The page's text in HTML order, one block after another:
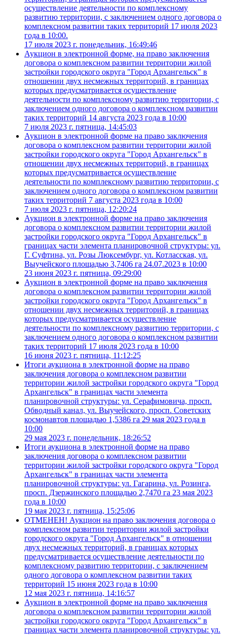
осуществление деятельности по комплексному
развитию территории, с заключением одного договора о
комплексном развитии таких территорий 17 июля 2023
года в 10:00.
17 июля 2023 г. понедельник, 16:49:46
Аукцион в электронной форме, на право заключения
договора о комплексном развитии территории жилой
застройки городского округа "Город Архангельск" в
отношении двух несмежных территорий, в границах
которых предусматривается осуществление
деятельности по комплексному развитию территории, с
заключением одного договора о комплексном развитии
таких территорий 14 августа 2023 года в 10:00
7 июля 2023 г. пятница, 14:45:03
Аукцион в электронной форме на право заключения
договора о комплексном развитии территории жилой
застройки городского округа "Город Архангельск" в
отношении двух несмежных территорий, в границах
которых предусматривается осуществление
деятельности по комплексному развитию территории, с
заключением одного договора о комплексном развитии
таких территорий 7 августа 2023 года в 10:00
7 июля 2023 г. пятница, 12:20:24
Аукцион в электронной форме на право заключения
договора о комплексном развитии территории жилой
застройки городского округа "Город Архангельск" в
границах части элемента планировочной структуры: ул.
Г. Суфтина, ул. Розы Люксембург, ул. Котласская, ул.
Выучейского площадью 3,7406 га 24.07.2023 в 10:00
23 июня 2023 г. пятница, 09:29:00
Аукцион в электронной форме на право заключения
договора о комплексном развитии территории жилой
застройки городского округа "Город Архангельск" в
отношении двух несмежных территорий, в границах
которых предусматривается осуществление
деятельности по комплексному развитию территории, с
заключением одного договора о комплексном развитии
таких территорий 17 июля 2023 года в 10:00
16 июня 2023 г. пятница, 11:12:25
Итоги аукциона в электронной форме на право
заключения договора о комплексном развитии
территории жилой застройки городского округа "Город
Архангельск" в границах части элемента
планировочной структуры: ул. Серафимовича, просп.
Обводный канал, ул. Выучейского, просп. Советских
космонавтов площадью 1,5386 га 29 мая 2023 года в
10:00
29 мая 2023 г. понедельник, 18:26:52
Итоги аукциона в электронной форме на право
заключения договора о комплексном развитии
территории жилой застройки городского округа "Город
Архангельск" в границах части элемента
планировочной структуры: ул. Гагарина, ул. Розинга,
просп. Дзержинского площадью 2,7470 га 23 мая 2023
года в 10:00
19 мая 2023 г. пятница, 15:25:06
ОТМЕНЕН! Аукцион на право заключения договора о
комплексном развитии территории жилой застройки
городского округа "Город Архангельск" в отношении
двух несмежных территорий, в границах которых
предусматривается осуществление деятельности по
комплексному развитию территории, с заключением
одного договора о комплексном развитии таких
территорий 15 июня 2023 года в 10:00
12 мая 2023 г. пятница, 14:16:57
Аукцион в электронной форме на право заключения
договора о комплексном развитии территории жилой
застройки городского округа "Город Архангельск" в
границах части элемента планировочной структуры: ул.